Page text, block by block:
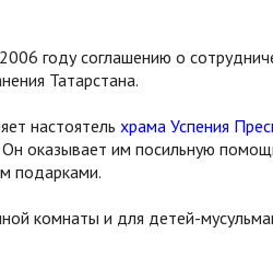
году соглашению о
Татарстана.
настоятель храма Успения
оказывает им посильную
подарками.
комнаты и для детей-